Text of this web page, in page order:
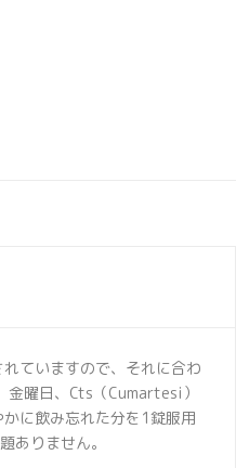
ていますので、それに合わ
曜日、Cts（Cumartesi）
に飲み忘れた分を1錠服用
ありません。